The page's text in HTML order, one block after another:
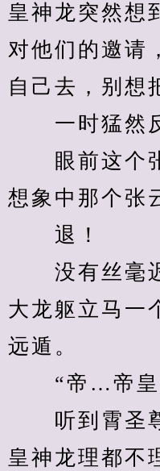
皇神龙突然想
对他们的邀请
自己去，别想
一时猛然反
眼前这个张
想象中那个张
退！
没有丝毫迟
大龙躯立马一
远遁。
“帝…帝皇
听到霄圣尊
皇神龙理都不